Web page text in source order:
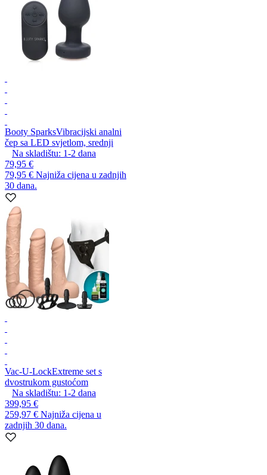
Booty SparksVibracijski analni
čep sa LED svjetlom, srednji
Na skladištu: 1-2 dana
79,95 €
79,95 € Najniža cijena u zadnjih
30 dana.
Vac-U-LockExtreme set s
dvostrukom gustoćom
Na skladištu: 1-2 dana
399,95 €
259,97 € Najniža cijena u
zadnjih 30 dana.